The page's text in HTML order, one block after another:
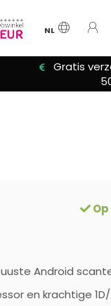
NL
We
Android
en krachtige